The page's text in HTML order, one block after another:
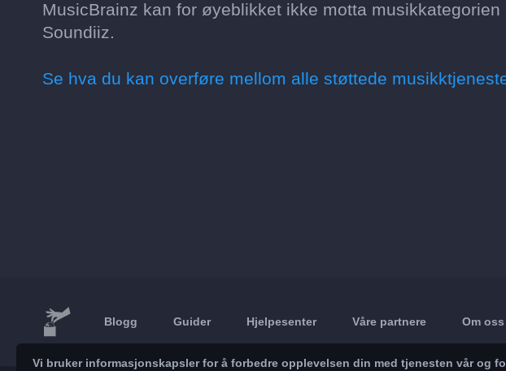
MusicBrainz kan for øyeblikket ikke motta
Soundiiz.
Se hva du kan overføre mellom alle støttede
Blogg Guider Hjelpesenter Våre partnere Om oss
Vi bruker informasjonskapsler for å forbedre opplevelsen din med tjenesten vår og